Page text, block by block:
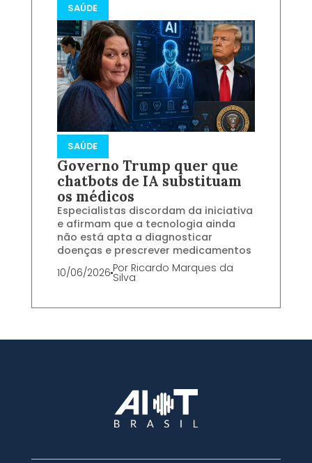
SAÚDE
SAÚDE
Governo Trump quer que
chatbots de IA substituam
os médicos
Especialistas discordam da iniciativa
e afirmam que a tecnologia ainda
não está apta a diagnosticar
doenças e prescrever medicamentos
10/06/2026 Por Ricardo Marques da
Silva